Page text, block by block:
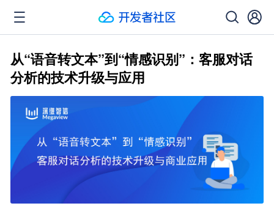
从“语音转文本”到“情感识别”：客服对话
分析的技术升级与应用